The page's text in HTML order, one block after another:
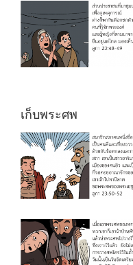
เก็บพระศพ